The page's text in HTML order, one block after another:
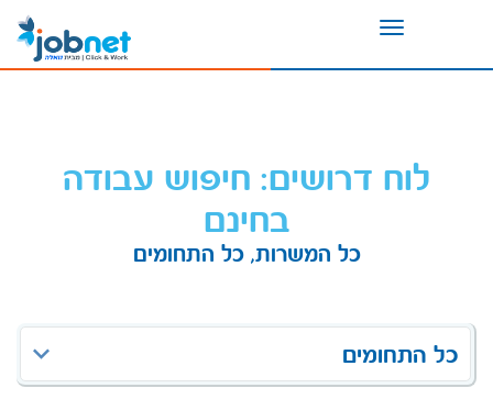
Toggle
לוח דרושים: חיפוש עבודה
בחינם
כל המשרות, כל התחומים
כל התחומים